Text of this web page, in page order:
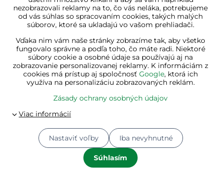
© 2026 Jurhan.com 💚 | Všetky práva vyhradené
Predvoľby súkromia
Zásady ochrany osobných údajov
Stav objednávky
nezobrazovali reklamy na to, čo vás neláka, potrebujeme
od vás súhlas so spracovaním cookies, takých malých
súborov, ktoré sa ukladajú vo vašom prehliadači.
Vďaka nim vám naše stránky zobrazíme tak, aby všetko
fungovalo správne a podľa toho, čo máte radi. Niektoré
súbory cookie a osobné údaje sa používajú aj na
zobrazovanie personalizovanej reklamy. K informáciám z
cookies má prístup aj spoločnosť Google, ktorá ich
využíva na personalizáciu zobrazovaných reklám.
Zásady ochrany osobných údajov
Nastaviť voľby
Súhlasím
Iba nevyhnutné